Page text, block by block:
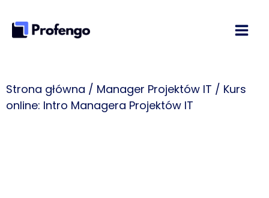
do
treści
Strona główna / Manager Projektów IT / Kurs
online: Intro Managera Projektów IT